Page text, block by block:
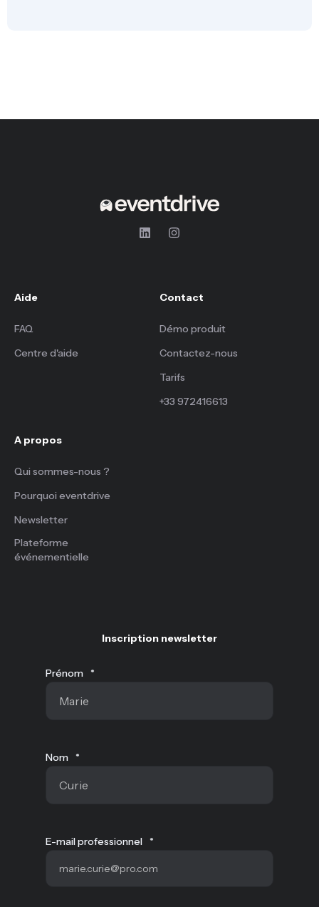
Aide
FAQ
Centre d'aide
Contact
Démo produit
Contactez-nous
Tarifs
+33 972416613
A propos
Qui sommes-nous ?
Pourquoi eventdrive
Newsletter
Plateforme
événementielle
Inscription newsletter
Prénom *
Nom *
E-mail professionnel *